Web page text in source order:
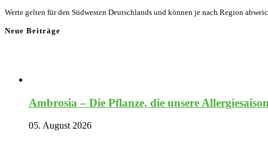
Werte gelten für den Südwesten Deutschlands und können je nach Region
Neue Beiträge
Ambrosia – Die Pflanze, die unsere
05. August 2026